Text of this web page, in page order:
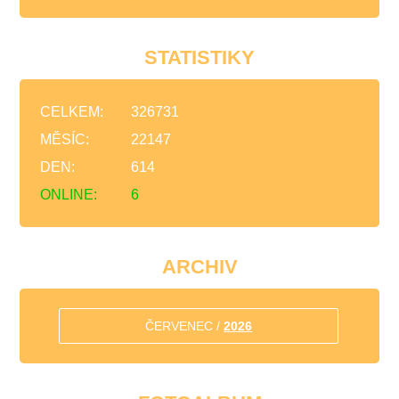
STATISTIKY
ONLINE: 6
CELKEM:
326731
MĚSÍC:
22147
DEN:
614
ARCHIV
ČERVENEC /2026